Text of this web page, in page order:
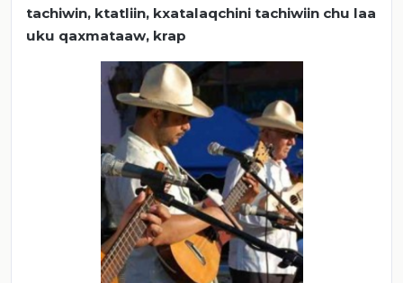
tachiwin, ktatliin, kxatalaqchini tachiwiin chu laa
uku qaxmataaw, krap